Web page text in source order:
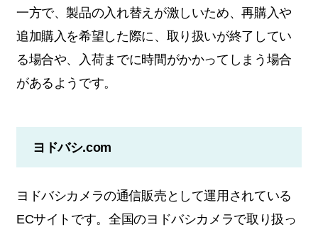
一方で、製品の入れ替えが激しいため、再購入や
追加購入を希望した際に、取り扱いが終了してい
る場合や、入荷までに時間がかかってしまう場合
があるようです。
ヨドバシ.com
ヨドバシカメラの通信販売として運用されている
ECサイトです。全国のヨドバシカメラで取り扱っ